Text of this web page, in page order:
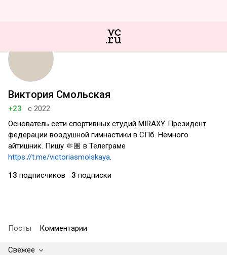
Виктория Смольская
+23
с 2022
Основатель сети спортивных студий MIRAXY. Президент
федерации воздушной гимнастики в СПб. Немного
айтишник. Пишу 🤏🏽 в Телеграме
https://t.me/victoriasmolskaya.
13 подписчиков 3 подписки
Посты Комментарии
Свежее